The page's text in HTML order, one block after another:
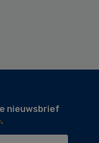
nieuwsbrief